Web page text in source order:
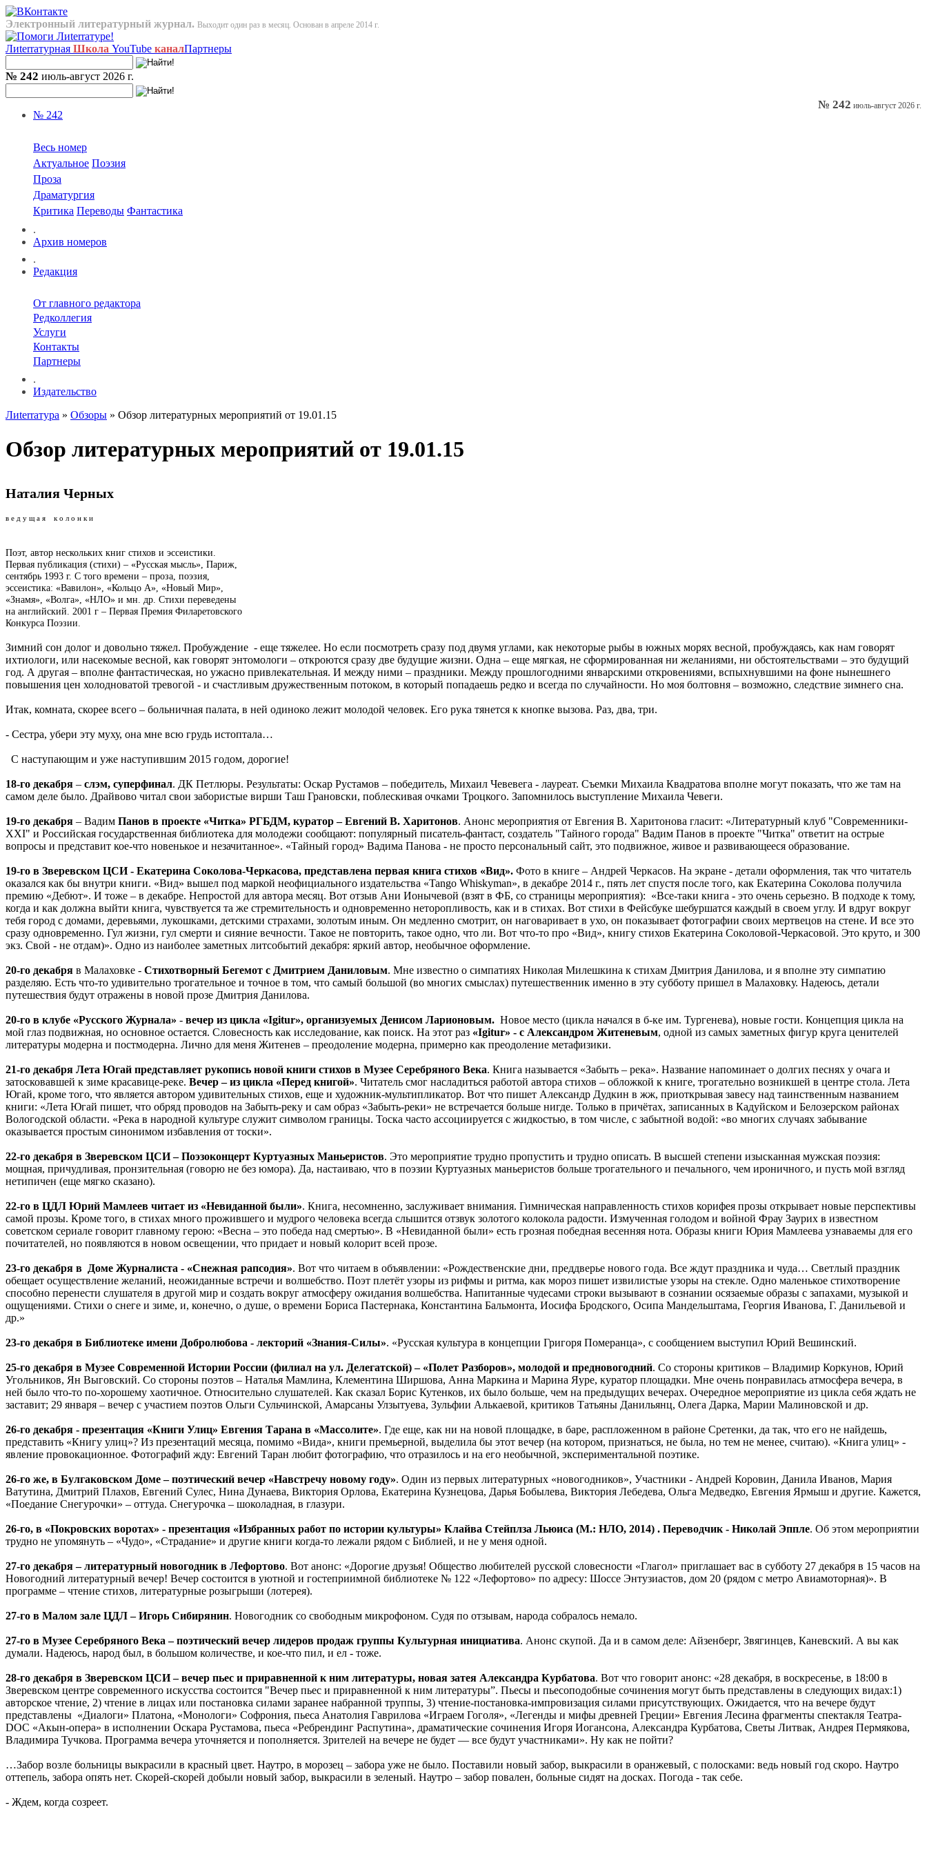
Электронный литературный журнал. Выходит один раз в месяц. Основан в апреле 2014 г.
Лиterraтурная Школа YouTube каналПартнеры
№ 242 июль-август 2026 г.
№ 242
Весь номер
Актуальное Поэзия
Проза
Драматургия
Критика Переводы Фантастика
.
Архив номеров
.
Редакция
От главного редактора
Редколлегия
Услуги
Контакты
Партнеры
.
Издательство
№ 242 июль-август 2026 г.
Лиterraтура » Обзоры » Обзор литературных мероприятий от 19.01.15
Обзор литературных мероприятий от 19.01.15
Наталия Черных
в е д у щ а я к о л о н к и
Поэт, автор нескольких книг стихов и эссеистики.
Первая публикация (стихи) – «Русская мысль», Париж,
сентябрь 1993 г. С того времени – проза, поэзия,
эссеистика: «Вавилон», «Кольцо А», «Новый Мир»,
«Знамя», «Волга», «НЛО» и мн. др. Стихи переведены
на английский. 2001 г – Первая Премия Филаретовского
Конкурса Поэзии.
Зимний сон долог и довольно тяжел. Пробуждение - еще тяжелее. Но если посмотреть сразу под двумя углами, как некоторые рыбы в южных морях весной, пробуждаясь, как нам говорят
ихтиологи, или насекомые весной, как говорят энтомологи – откроются сразу две будущие жизни. Одна – еще мягкая, не сформированная ни желаниями, ни обстоятельствами – это будущий
год. А другая – вполне фантастическая, но ужасно привлекательная. И между ними – праздники. Между прошлогодними январскими откровениями, вспыхнувшими на фоне нынешнего
повышения цен холодноватой тревогой - и счастливым дружественным потоком, в который попадаешь редко и всегда по случайности. Но моя болтовня – возможно, следствие зимнего сна.
Итак, комната, скорее всего – больничная палата, в ней одиноко лежит молодой человек. Его рука тянется к кнопке вызова. Раз, два, три.
- Сестра, убери эту муху, она мне всю грудь истоптала…
С наступающим и уже наступившим 2015 годом, дорогие!
18-го декабря – слэм, суперфинал. ДК Петлюры. Результаты: Оскар Рустамов – победитель, Михаил Чевевега - лауреат. Съемки Михаила Квадратова вполне могут показать, что же там на
самом деле было. Драйвово читал свои забористые вирши Таш Грановски, поблескивая очками Троцкого. Запомнилось выступление Михаила Чевеги.
19-го декабря – Вадим Панов в проекте «Читка» РГБДМ, куратор – Евгений В. Харитонов. Анонс мероприятия от Евгения В. Харитонова гласит: «Литературный клуб "Современники-
XXI" и Российская государственная библиотека для молодежи сообщают: популярный писатель-фантаст, создатель "Тайного города" Вадим Панов в проекте "Читка" ответит на острые
вопросы и представит кое-что новенькое и незачитанное». «Тайный город» Вадима Панова - не просто персональный сайт, это подвижное, живое и развивающееся образование.
19-го в Зверевском ЦСИ - Екатерина Соколова-Черкасова, представлена первая книга стихов «Вид». Фото в книге – Андрей Черкасов. На экране - детали оформления, так что читатель
оказался как бы внутри книги. «Вид» вышел под маркой неофициального издательства «Tango Whiskyman», в декабре 2014 г., пять лет спустя после того, как Екатерина Соколова получила
премию «Дебют». И тоже – в декабре. Непростой для автора месяц. Вот отзыв Ани Ионычевой (взят в ФБ, со страницы мероприятия): «Все-таки книга - это очень серьезно. В подходе к тому,
когда и как должна выйти книга, чувствуется та же стремительность и одновременно неторопливость, как и в стихах. Вот стихи в Фейсбуке шебуршатся каждый в своем углу. И вдруг вокруг
тебя город с домами, деревьями, лукошками, детскими страхами, золотым иным. Он медленно смотрит, он наговаривает в ухо, он показывает фотографии своих мертвецов на стене. И все это
сразу одновременно. Гул жизни, гул смерти и сияние вечности. Такое не повторить, такое одно, что ли. Вот что-то про «Вид», книгу стихов Екатерина Соколовой-Черкасовой. Это круто, и 300
экз. Свой - не отдам)». Одно из наиболее заметных литсобытий декабря: яркий автор, необычное оформление.
20-го декабря в Малаховке - Стихотворный Бегемот с Дмитрием Даниловым. Мне известно о симпатиях Николая Милешкина к стихам Дмитрия Данилова, и я вполне эту симпатию
разделяю. Есть что-то удивительно трогательное и точное в том, что самый большой (во многих смыслах) путешественник именно в эту субботу пришел в Малаховку. Надеюсь, детали
путешествия будут отражены в новой прозе Дмитрия Данилова.
20-го в клубе «Русского Журнала» - вечер из цикла «Igitur», организуемых Денисом Ларионовым. Новое место (цикла начался в б-ке им. Тургенева), новые гости. Концепция цикла на
мой глаз подвижная, но основное остается. Словесность как исследование, как поиск. На этот раз «Igitur» - с Александром Житеневым, одной из самых заметных фигур круга ценителей
литературы модерна и постмодерна. Лично для меня Житенев – преодоление модерна, примерно как преодоление метафизики.
21-го декабря Лета Югай представляет рукопись новой книги стихов в Музее Серебряного Века. Книга называется «Забыть – река». Название напоминает о долгих песнях у очага и
затосковавшей к зиме красавице-реке. Вечер – из цикла «Перед книгой». Читатель смог насладиться работой автора стихов – обложкой к книге, трогательно возникшей в центре стола. Лета
Югай, кроме того, что является автором удивительных стихов, еще и художник-мультипликатор. Вот что пишет Александр Дудкин в жж, приоткрывая завесу над таинственным названием
книги: «Лета Югай пишет, что обряд проводов на Забыть-реку и сам образ «Забыть-реки» не встречается больше нигде. Только в причётах, записанных в Кадуйском и Белозерском районах
Вологодской области. «Река в народной культуре служит символом границы. Тоска часто ассоциируется с жидкостью, в том числе, с забытной водой: «во многих случаях забывание
оказывается простым синонимом избавления от тоски».
22-го декабря в Зверевском ЦСИ – Поэзоконцерт Куртуазных Маньеристов. Это мероприятие трудно пропустить и трудно описать. В высшей степени изысканная мужская поэзия:
мощная, причудливая, пронзительная (говорю не без юмора). Да, настаиваю, что в поэзии Куртуазных маньеристов больше трогательного и печального, чем ироничного, и пусть мой взгляд
нетипичен (еще мягко сказано).
22-го в ЦДЛ Юрий Мамлеев читает из «Невиданной были». Книга, несомненно, заслуживает внимания. Гимническая направленность стихов корифея прозы открывает новые перспективы
самой прозы. Кроме того, в стихах много прожившего и мудрого человека всегда слышится отзвук золотого колокола радости. Измученная голодом и войной Фрау Заурих в известном
советском сериале говорит главному герою: «Весна – это победа над смертью». В «Невиданной были» есть грозная победная весенняя нота. Образы книги Юрия Мамлеева узнаваемы для его
почитателей, но появляются в новом освещении, что придает и новый колорит всей прозе.
23-го декабря в Доме Журналиста - «Снежная рапсодия». Вот что читаем в объявлении: «Рождественские дни, преддверье нового года. Все ждут праздника и чуда… Светлый праздник
обещает осуществление желаний, неожиданные встречи и волшебство. Поэт плетёт узоры из рифмы и ритма, как мороз пишет извилистые узоры на стекле. Одно маленькое стихотворение
способно перенести слушателя в другой мир и создать вокруг атмосферу ожидания волшебства. Напитанные чудесами строки вызывают в сознании осязаемые образы с запахами, музыкой и
ощущениями. Стихи о снеге и зиме, и, конечно, о душе, о времени Бориса Пастернака, Константина Бальмонта, Иосифа Бродского, Осипа Мандельштама, Георгия Иванова, Г. Данильевой и
др.»
23-го декабря в Библиотеке имени Добролюбова - лекторий «Знания-Силы». «Русская культура в концепции Григоря Померанца», с сообщением выступил Юрий Вешинский.
25-го декабря в Музее Современной Истории России (филиал на ул. Делегатской) – «Полет Разборов», молодой и предновогодний. Со стороны критиков – Владимир Коркунов, Юрий
Угольников, Ян Выговский. Со стороны поэтов – Наталья Мамлина, Клементина Ширшова, Анна Маркина и Марина Яуре, куратор площадки. Мне очень понравилась атмосфера вечера, в
ней было что-то по-хорошему хаотичное. Относительно слушателей. Как сказал Борис Кутенков, их было больше, чем на предыдущих вечерах. Очередное мероприятие из цикла себя ждать не
заставит; 29 января – вечер с участием поэтов Ольги Сульчинской, Амарсаны Улзытуева, Зульфии Алькаевой, критиков Татьяны Данильянц, Олега Дарка, Марии Малиновской и др.
26-го декабря - презентация «Книги Улиц» Евгения Тарана в «Массолите». Где еще, как ни на новой площадке, в баре, распложенном в районе Сретенки, да так, что его не найдешь,
представить «Книгу улиц»? Из презентаций месяца, помимо «Вида», книги премьерной, выделила бы этот вечер (на котором, признаться, не была, но тем не менее, считаю). «Книга улиц» -
явление провокационное. Фотографий жду: Евгений Таран любит фотографию, что отразилось и на его необычной, экспериментальной поэтике.
26-го же, в Булгаковском Доме – поэтический вечер «Навстречу новому году». Один из первых литературных «новогодников», Участники - Андрей Коровин, Данила Иванов, Мария
Ватутина, Дмитрий Плахов, Евгений Сулес, Нина Дунаева, Виктория Орлова, Екатерина Кузнецова, Дарья Бобылева, Виктория Лебедева, Ольга Медведко, Евгения Ярмыш и другие. Кажется,
«Поедание Снегурочки» – оттуда. Снегурочка – шоколадная, в глазури.
26-го, в «Покровских воротах» - презентация «Избранных работ по истории культуры» Клайва Стейплза Льюиса (М.: НЛО, 2014) . Переводчик - Николай Эппле. Об этом мероприятии
трудно не упомянуть – «Чудо», «Страдание» и другие книги когда-то лежали рядом с Библией, и не у меня одной.
27-го декабря – литературный новогодник в Лефортово. Вот анонс: «Дорогие друзья! Общество любителей русской словесности «Глагол» приглашает вас в субботу 27 декабря в 15 часов на
Новогодний литературный вечер! Вечер состоится в уютной и гостеприимной библиотеке № 122 «Лефортово» по адресу: Шоссе Энтузиастов, дом 20 (рядом с метро Авиамоторная)». В
программе – чтение стихов, литературные розыгрыши (лотерея).
27-го в Малом зале ЦДЛ – Игорь Сибирянин. Новогодник со свободным микрофоном. Судя по отзывам, народа собралось немало.
27-го в Музее Серебряного Века – поэтический вечер лидеров продаж группы Культурная инициатива. Анонс скупой. Да и в самом деле: Айзенберг, Звягинцев, Каневский. А вы как
думали. Надеюсь, народ был, в большом количестве, и кое-что пил, и ел - тоже.
28-го декабря в Зверевском ЦСИ – вечер пьес и приравненной к ним литературы, новая затея Александра Курбатова. Вот что говорит анонс: «28 декабря, в воскресенье, в 18:00 в
Зверевском центре современного искусства состоится "Вечер пьес и приравненной к ним литературы”. Пьесы и пьесоподобные сочинения могут быть представлены в следующих видах:1)
авторское чтение, 2) чтение в лицах или постановка силами заранее набранной труппы, 3) чтение-постановка-импровизация силами присутствующих. Ожидается, что на вечере будут
представлены «Диалоги» Платона, «Монологи» Софрония, пьеса Анатолия Гаврилова «Играем Гоголя», «Легенды и мифы древней Греции» Евгения Лесина фрагменты спектакля Театра-
DOC «Акын-опера» в исполнении Оскара Рустамова, пьеса «Ребрендинг Распутина», драматические сочинения Игоря Иогансона, Александра Курбатова, Светы Литвак, Андрея Пермякова,
Владимира Тучкова. Программа вечера уточняется и пополняется. Зрителей на вечере не будет — все будут участниками». Ну как не пойти?
…Забор возле больницы выкрасили в красный цвет. Наутро, в морозец – забора уже не было. Поставили новый забор, выкрасили в оранжевый, с полосками: ведь новый год скоро. Наутро
оттепель, забора опять нет. Скорей-скорей добыли новый забор, выкрасили в зеленый. Наутро – забор повален, больные сидят на досках. Погода - так себе.
- Ждем, когда созреет.